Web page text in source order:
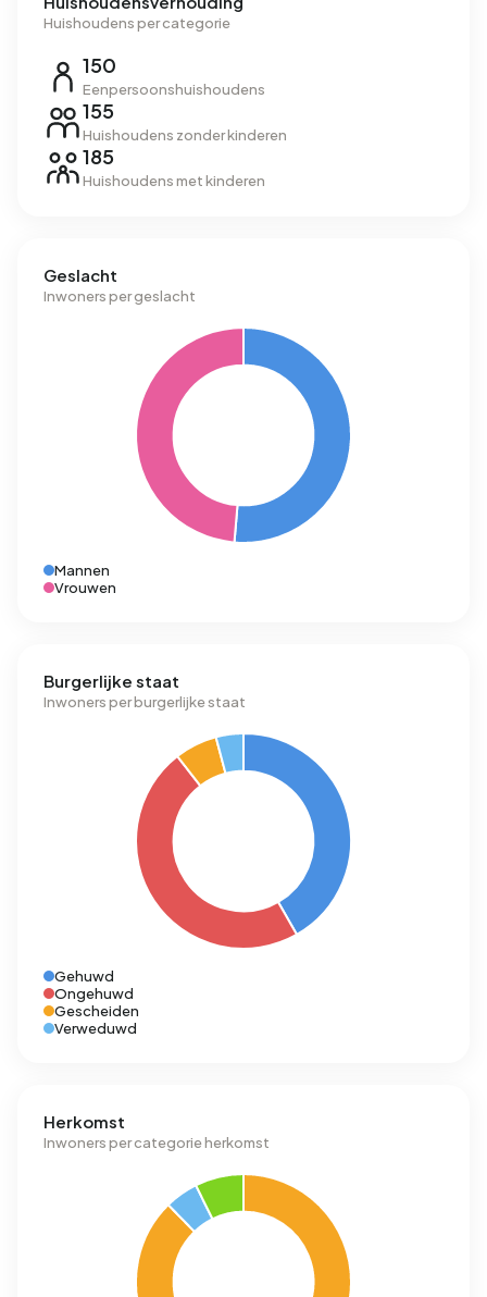
Huishoudens per categorie
150
Eenpersoonshuishoudens
155
Huishoudens zonder kinderen
185
Huishoudens met kinderen
Geslacht
Inwoners per geslacht
Mannen
Vrouwen
Burgerlijke staat
Inwoners per burgerlijke staat
Gehuwd
Ongehuwd
Gescheiden
Verweduwd
Herkomst
Inwoners per categorie herkomst